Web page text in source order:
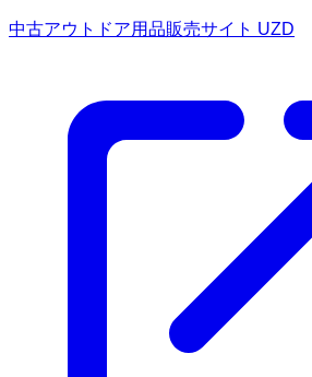
中古アウトドア用品販売サイト UZD